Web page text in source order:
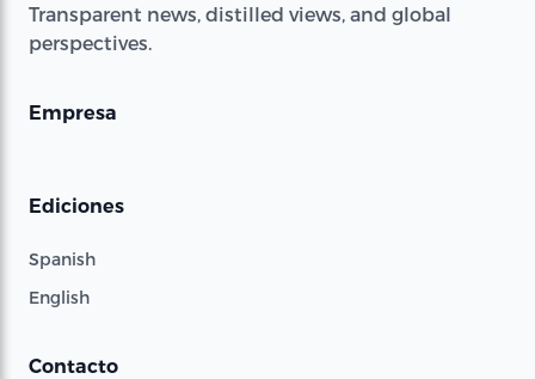
Transparent news, distilled views, and global
perspectives.
Empresa
Ediciones
Spanish
English
Contacto